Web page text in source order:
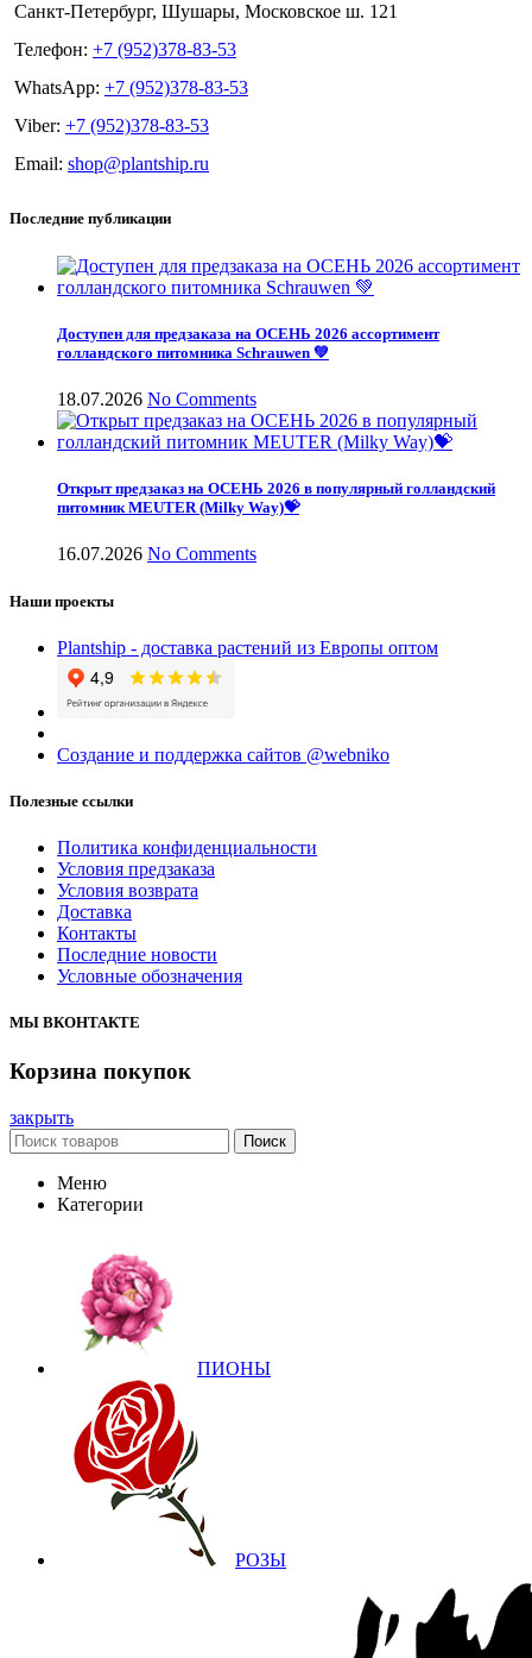
Санкт-Петербург, Шушары, Московское ш. 121
Телефон: +7 (952)378-83-53
WhatsApp: +7 (952)378-83-53
Viber: +7 (952)378-83-53
Email: shop@plantship.ru
Последние публикации
Доступен для предзаказа на ОСЕНЬ 2026 ассортимент
голландского питомника Schrauwen 💚
18.07.2026 No Comments
Открыт предзаказ на ОСЕНЬ 2026 в популярный голландский
питомник MEUTER (Milky Way)💝
16.07.2026 No Comments
Наши проекты
Plantship - доставка растений из Европы оптом
Создание и поддержка сайтов @webniko
Полезные ссылки
Политика конфиденциальности
Условия предзаказа
Условия возврата
Доставка
Контакты
Последние новости
Условные обозначения
МЫ ВКОНТАКТЕ
Корзина покупок
закрыть
Поиск
Меню
Категории
ПИОНЫ
РОЗЫ